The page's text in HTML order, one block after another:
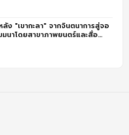
ลัง "เขากะลา" จากจินตนาการสู่จอ
มนาโดยสาขาภาพยนตร์และสื่อ